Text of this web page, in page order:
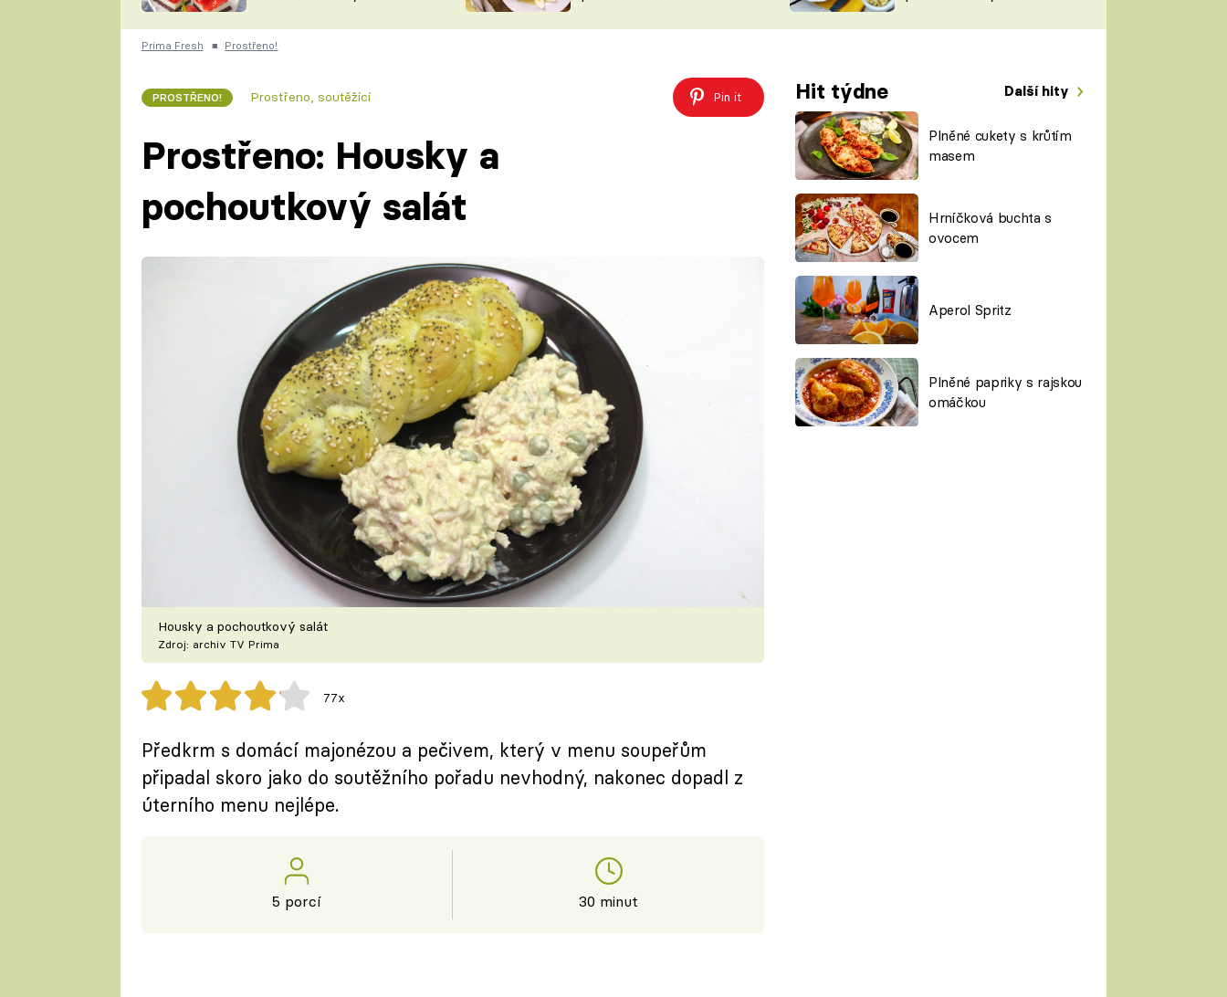
ČESKO NA TALÍŘI
KUCHAŘKA
VYCHYTÁVKY
ŠÉFREDAKTORKY
ČASOPIS
Prima Fresh ■ Prostřeno!
PROSTŘENO! Prostřeno, soutěžící Pin it Hit týdne Další hity
Plněné cukety s krůtím
masem
Hrníčková buchta s
ovocem
Aperol Spritz
Plněné papriky s rajskou
omáčkou
Prostřeno: Housky a
pochoutkový salát
Housky a pochoutkový salát
Zdroj: archiv TV Prima
77x
Předkrm s domácí majonézou a pečivem, který v menu soupeřům
připadal skoro jako do soutěžního pořadu nevhodný, nakonec dopadl z
úterního menu nejlépe.
5 porcí 30 minut